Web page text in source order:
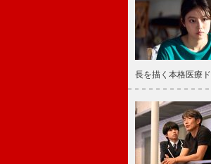
長を描く本格医療